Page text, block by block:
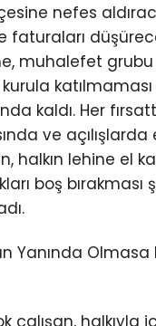
nefes
faturaları
muhalefet
kaldı. Her
ve
halkın lehine el
boş bırakması
Yanında Olmasa
çalışan, halkıyla